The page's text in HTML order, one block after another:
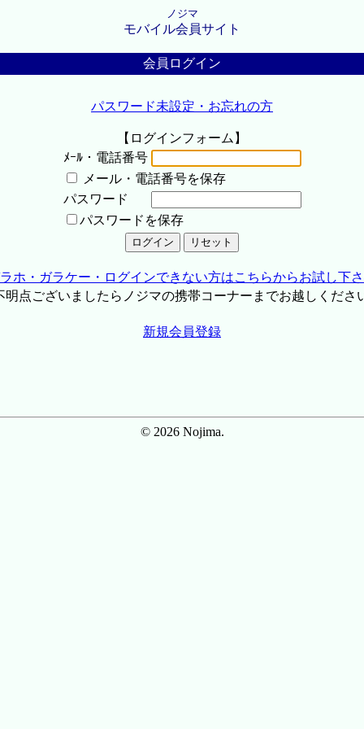
ノジマ
モバイル会員サイト
会員ログイン
パスワード未設定・お忘れの方
【ログインフォーム】
ﾒｰﾙ・電話番号
メール・電話番号を保存
パスワード
パスワードを保存
ホ・ガラケー・ログインできない方はこちらからお試し下
点ございましたらノジマの携帯コーナーまでお越しくださ
新規会員登録
© 2026 Nojima.